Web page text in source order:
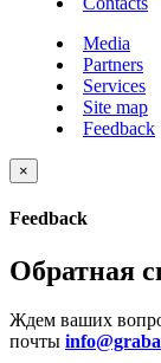
Media
Partners
Services
Site map
Feedback
×
Feedback
Обратная
Ждем ваших
почты